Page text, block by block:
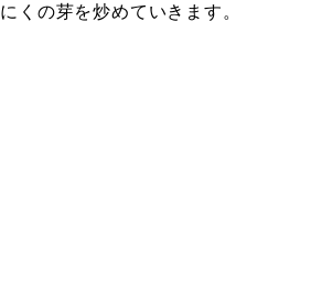
くの芽を炒めていきます。